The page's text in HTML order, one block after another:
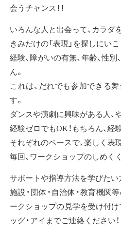
会うチャンス！！
いろんな人と出会って、カラダ
きみだけの「表現」を探しにいこ
経験、障がいの有無、年齢、性
ん。
これは、だれでも参加できる
す。
ダンスや演劇に興味がある人、
経験ゼロでもOK！もちろん、経
それぞれのペースで、楽しく表
毎回、ワークショップのしめく
サポートや指導方法を学びたい
施設・団体・自治体・教育機関
ークショップの見学を受け付
ッグ・アイまでご連絡ください！